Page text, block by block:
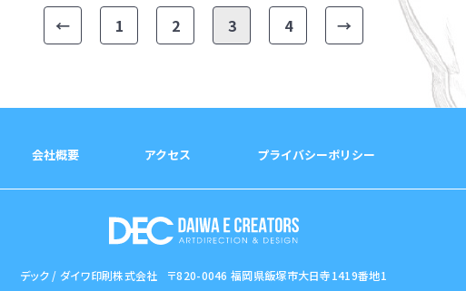
← 1 2 3 4 →
会社概要 アクセス プライバシーポリシー
デック / ダイワ印刷株式会社 〒820-0046 福岡県飯塚市大日寺1419番地1